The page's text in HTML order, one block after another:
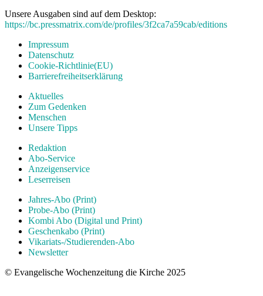
Unsere Ausgaben sind auf dem Desktop:
https://bc.pressmatrix.com/de/profiles/3f2ca7a59cab/editions
Impressum
Datenschutz
Cookie-Richtlinie(EU)
Barrierefreiheitserklärung
Aktuelles
Zum Gedenken
Menschen
Unsere Tipps
Redaktion
Abo-Service
Anzeigenservice
Leserreisen
Jahres-Abo (Print)
Probe-Abo (Print)
Kombi Abo (Digital und Print)
Geschenkabo (Print)
Vikariats-/Studierenden-Abo
Newsletter
© Evangelische Wochenzeitung die Kirche 2025